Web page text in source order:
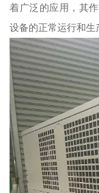
着广泛的应用，其
设备的正常运行和生